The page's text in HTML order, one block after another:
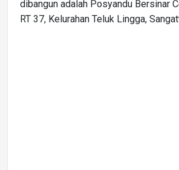
dibangun adalah Posyandu Bersinar
RT 37, Kelurahan Teluk Lingga,